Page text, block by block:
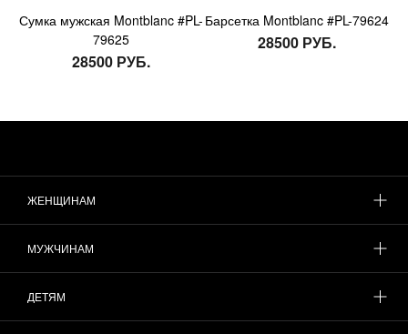
Сумка мужская Montblanc #PL-
79625
28500 РУБ.
Барсетка Montblanc #PL-79624
28500 РУБ.
ЖЕНЩИНАМ
МУЖЧИНАМ
ДЕТЯМ